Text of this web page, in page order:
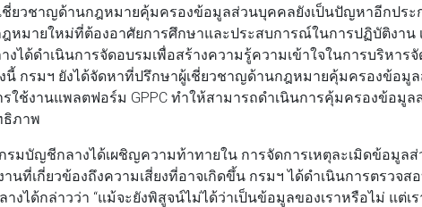
ยวชาญด้านกฎหมายคุ้มครองข้อมูลส่วนบุคคลยังเป็นปัญหาอีกประ
กฎหมายใหม่ที่ต้องอาศัยการศึกษาและประสบการณ์ในการปฏิบัติงา
ได้ดำเนินการจัดอบรมเพื่อสร้างความรู้ความเข้าใจในการบริหาร
นี้ กรมฯ ยังได้จัดหาที่ปรึกษาผู้เชี่ยวชาญด้านกฎหมายคุ้มครองข้อมู
ใช้งานแพลตฟอร์ม GPPC ทำให้สามารถดำเนินการคุ้มครองข้อมู
ธิภาพ
รมบัญชีกลางได้เผชิญความท้าทายใน การจัดการเหตุละเมิดข้อมูล
นที่เกี่ยวข้องถึงความเสี่ยงที่อาจเกิดขึ้น กรมฯ ได้ดำเนินการตรวจส
งได้กล่าวว่า “แม้จะยังพิสูจน์ไม่ได้ว่าเป็นข้อมูลของเราหรือไม่ แต่เ